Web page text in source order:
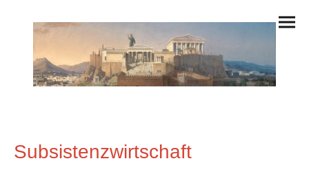
Subsistenzwirtschaft